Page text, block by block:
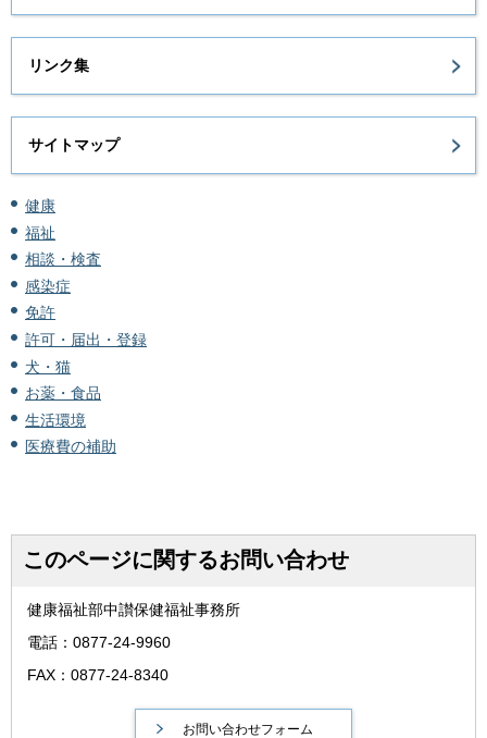
リンク集
サイトマップ
健康
福祉
相談・検査
感染症
免許
許可・届出・登録
犬・猫
お薬・食品
生活環境
医療費の補助
このページに関するお問い合わせ
健康福祉部中讃保健福祉事務所
電話：0877-24-9960
FAX：0877-24-8340